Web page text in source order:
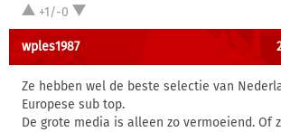
+1/-0
wples1987
Ze hebben wel de beste selectie van
Europese sub top.
De grote media is alleen zo vermoeiend. Of